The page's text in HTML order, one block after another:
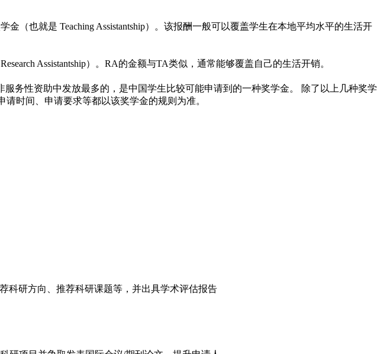
（也就是 Teaching Assistantship）。该报酬一般可以覆盖学生在本地平均水平的生活开
Assistantship）。RA的金额与TA类似，通常能够覆盖自己的生活开销。
务性资助中发放最多的，是中国学生比较可能申请到的一种奖学金。 除了以上几种奖学
时间、申请要求等都以该奖学金的规则为准。
科研方向、推荐科研课题等，并出具学术评估报告